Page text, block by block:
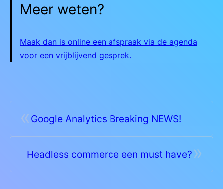
Meer weten?
Maak dan is online een afspraak via de agenda
voor een vrijblijvend gesprek.
« Google Analytics Breaking NEWS!
»
Headless commerce een must have?